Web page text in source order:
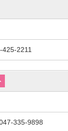
2211
335-9898